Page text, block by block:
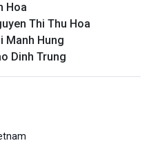
Hoa
Thi Thu Hoa
Manh Hung
Dinh Trung